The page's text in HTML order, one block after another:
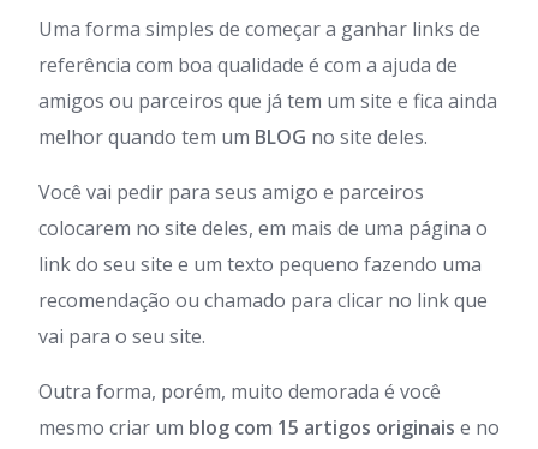
Uma forma simples de começar a ganhar links de
referência com boa qualidade é com a ajuda de
amigos ou parceiros que já tem um site e fica ainda
melhor quando tem um BLOG no site deles.
Você vai pedir para seus amigo e parceiros
colocarem no site deles, em mais de uma página o
link do seu site e um texto pequeno fazendo uma
recomendação ou chamado para clicar no link que
vai para o seu site.
Outra forma, porém, muito demorada é você
mesmo criar um blog com 15 artigos originais e no